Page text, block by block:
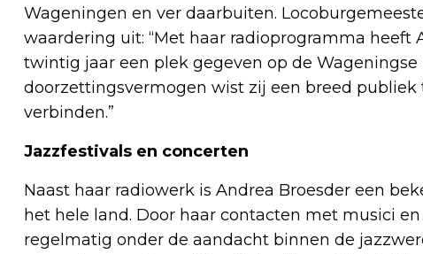
Wageningen en ver daarbuiten.
waardering uit: “Met haar radioprogramma heeft
twintig jaar een plek gegeven op de
doorzettingsvermogen wist zij een breed
verbinden.”
Jazzfestivals en concerten
Naast haar radiowerk is Andrea Broesder een
het hele land. Door haar contacten met musici
regelmatig onder de aandacht binnen de